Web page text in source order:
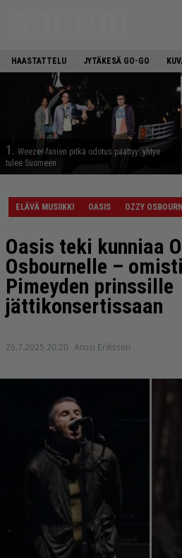
HAASTATTELU JYTÄKESÄ GO-GO
1. Weezer-fanien pitkä odotus päättyy: yhtye
tulee Suomeen
ELÄVÄ MUSIIKKI OASIS OZZY
Oasis teki kunniaa
Osbournelle –
Pimeyden prinssille
jättikonsertissaan
26.7.2025 20:20 Anssi Eriksson